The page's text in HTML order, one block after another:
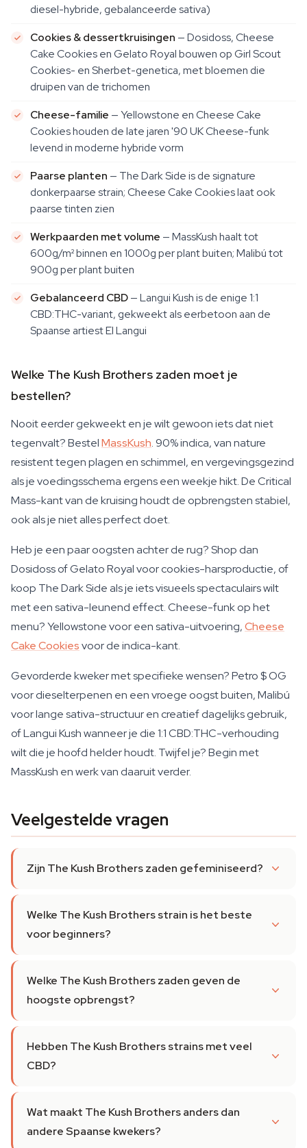
diesel-hybride, gebalanceerde sativa)
Cookies & dessertkruisingen — Dosidoss, Cheese
Cake Cookies en Gelato Royal bouwen op Girl Scout
Cookies- en Sherbet-genetica, met bloemen die
druipen van de trichomen
Cheese-familie — Yellowstone en Cheese Cake
Cookies houden de late jaren '90 UK Cheese-funk
levend in moderne hybride vorm
Paarse planten — The Dark Side is de signature
donkerpaarse strain; Cheese Cake Cookies laat ook
paarse tinten zien
Werkpaarden met volume — MassKush haalt tot
600g/m² binnen en 1000g per plant buiten; Malibú tot
900g per plant buiten
Gebalanceerd CBD— Langui Kush is de enige 1:1
CBD:THC-variant, gekweekt als eerbetoon aan de
Spaanse artiest El Langui
Welke The Kush Brothers zaden moet je
bestellen?
Nooit eerder gekweekt en je wilt gewoon iets dat niet
tegenvalt? BestelMassKush. 90% indica, van nature
resistent tegen plagen en schimmel, en vergevingsgezind
als je voedingsschema ergens een weekje hikt. De Critical
Mass-kant van de kruising houdt de opbrengsten stabiel,
ook als je niet alles perfect doet.
Heb je een paar oogsten achter de rug? Shop dan
Dosidoss of Gelato Royal voor cookies-harsproductie, of
koop The Dark Side als je iets visueels spectaculairs wilt
met een sativa-leunend effect. Cheese-funk op het
menu? Yellowstone voor een sativa-uitvoering,Cheese
Cake Cookiesvoor de indica-kant.
Gevorderde kweker met specifieke wensen? Petro $ OG
voor dieselterpenen en een vroege oogst buiten, Malibú
voor lange sativa-structuur en creatief dagelijks gebruik,
of Langui Kush wanneer je die 1:1 CBD:THC-verhouding
wilt die je hoofd helder houdt. Twijfel je? Begin met
MassKush en werk van daaruit verder.
Veelgestelde vragen
Zijn The Kush Brothers zaden gefeminiseerd?
Welke The Kush Brothers strain is het beste
voor beginners?
Welke The Kush Brothers zaden geven de
hoogste opbrengst?
Hebben The Kush Brothers strains met veel
CBD?
Wat maakt The Kush Brothers anders dan
andere Spaanse kwekers?